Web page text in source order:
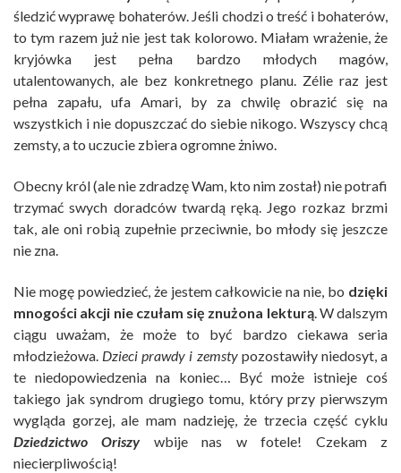
śledzić wyprawę bohaterów. Jeśli chodzi o treść i bohaterów,
to tym razem już nie jest tak kolorowo. Miałam wrażenie, że
kryjówka jest pełna bardzo młodych magów,
utalentowanych, ale bez konkretnego planu. Zélie raz jest
pełna zapału, ufa Amari, by za chwilę obrazić się na
wszystkich i nie dopuszczać do siebie nikogo. Wszyscy chcą
zemsty, a to uczucie zbiera ogromne żniwo.
Obecny król (ale nie zdradzę Wam, kto nim został) nie potrafi
trzymać swych doradców twardą ręką. Jego rozkaz brzmi
tak, ale oni robią zupełnie przeciwnie, bo młody się jeszcze
nie zna.
Nie mogę powiedzieć, że jestem całkowicie na nie, bo dzięki
mnogości akcji nie czułam się znużona lekturą. W dalszym
ciągu uważam, że może to być bardzo ciekawa seria
młodzieżowa. Dzieci prawdy i zemstypozostawiły niedosyt, a
te niedopowiedzenia na koniec… Być może istnieje coś
takiego jak syndrom drugiego tomu, który przy pierwszym
wygląda gorzej, ale mam nadzieję, że trzecia część cyklu
Dziedzictwo Oriszywbije nas w fotele! Czekam z
niecierpliwością!